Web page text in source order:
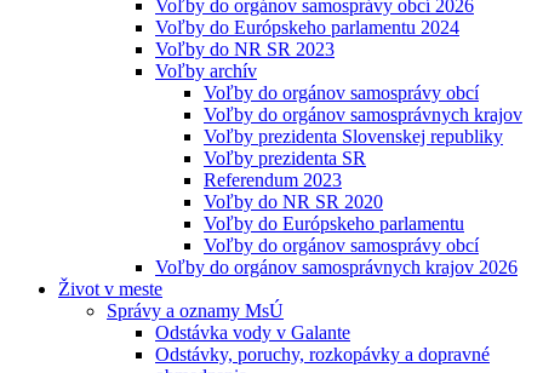
Voľby do orgánov samosprávy obcí 2026
Voľby do Európskeho parlamentu 2024
Voľby do NR SR 2023
Voľby archív
Voľby do orgánov samosprávy obcí
Voľby do orgánov samosprávnych krajov
Voľby prezidenta Slovenskej republiky
Voľby prezidenta SR
Referendum 2023
Voľby do NR SR 2020
Voľby do Európskeho parlamentu
Voľby do orgánov samosprávy obcí
Voľby do orgánov samosprávnych krajov 2026
Život v meste
Správy a oznamy MsÚ
Odstávka vody v Galante
Odstávky, poruchy, rozkopávky a dopravné